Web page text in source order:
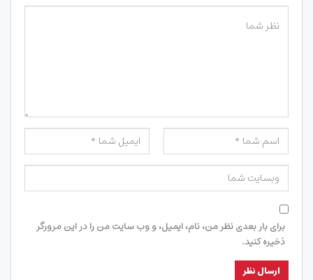
برای بار بعدی نظر من، نام، ایمیل، و وب سایت من را در این مرورگر
ذخیره کنید.